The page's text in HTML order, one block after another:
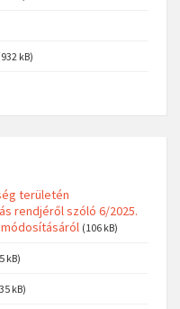
kB)
területén
rendjéről szóló 6/2025.
módosításáról (106 kB)
kB)
kB)